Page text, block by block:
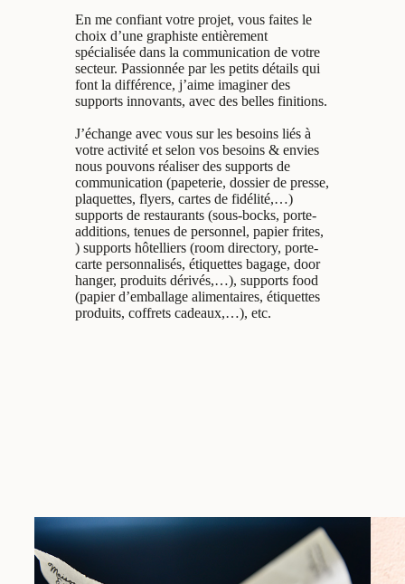
En me confiant votre projet, vous faites le
choix d’une graphiste entièrement
spécialisée dans la communication de votre
secteur. Passionnée par les petits détails qui
font la différence, j’aime imaginer des
supports innovants, avec des belles finitions.
J’échange avec vous sur les besoins liés à
votre activité et selon vos besoins & envies
nous pouvons réaliser des supports de
communication (papeterie, dossier de presse,
plaquettes, flyers, cartes de fidélité,…)
supports de restaurants (sous-bocks, porte-
additions, tenues de personnel, papier frites,
) supports hôtelliers (room directory, porte-
carte personnalisés, étiquettes bagage, door
hanger, produits dérivés,…), supports food
(papier d’emballage alimentaires, étiquettes
produits, coffrets cadeaux,…), etc.